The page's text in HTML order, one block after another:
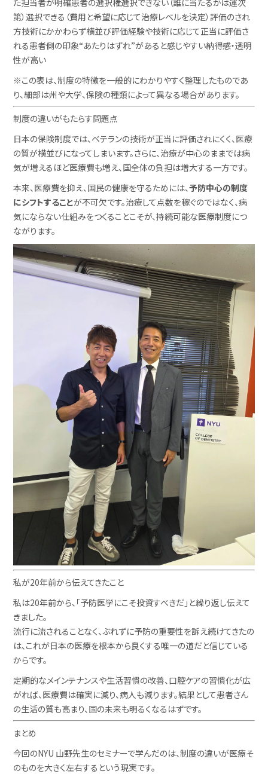
た担当者が明確患者の選択権選択できない（誰に当たるかは運次
第）選択できる（費用と希望に応じて治療レベルを決定）評価のされ
方技術にかかわらず横並び評価経験や技術に応じて正当に評価さ
れる患者側の印象“あたりはずれ”があると感じやすい納得感・透明
性が高い
※この表は、制度の特徴を一般的にわかりやすく整理したものであ
り、細部は州や大学、保険の種類によって異なる場合があります。
制度の違いがもたらす問題点
日本の保険制度では、ベテランの技術が正当に評価されにくく、医療
の質が横並びになってしまいます。さらに、治療が中心のままでは病
気が増えるほど医療費も増え、国全体の負担は増大する一方です。
本来、医療費を抑え、国民の健康を守るためには、予防中心の制度
にシフトすることが不可欠です。治療して点数を稼ぐのではなく、病
気にならない仕組みをつくることこそが、持続可能な医療制度につ
ながります。
私が20年前から伝えてきたこと
私は20年前から、「予防医学にこそ投資すべきだ」と繰り返し伝えて
きました。
流行に流されることなく、ぶれずに予防の重要性を訴え続けてきたの
は、これが日本の医療を根本から良くする唯一の道だと信じている
からです。
定期的なメインテナンスや生活習慣の改善、口腔ケアの習慣化が広
がれば、医療費は確実に減り、病人も減ります。結果として患者さん
の生活の質も高まり、国の未来も明るくなるはずです。
まとめ
今回のNYU 山野先生のセミナーで学んだのは、制度の違いが医療そ
のものを大きく左右するという現実です。